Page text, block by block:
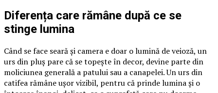
Diferența care rămâne după ce se
stinge lumina
Când se face seară și camera e doar o lumină de veioză, un
urs din pluș pare că se topește în decor, devine parte din
moliciunea generală a patului sau a canapelei. Un urs din
catifea rămâne ușor vizibil, pentru că prinde lumina și o